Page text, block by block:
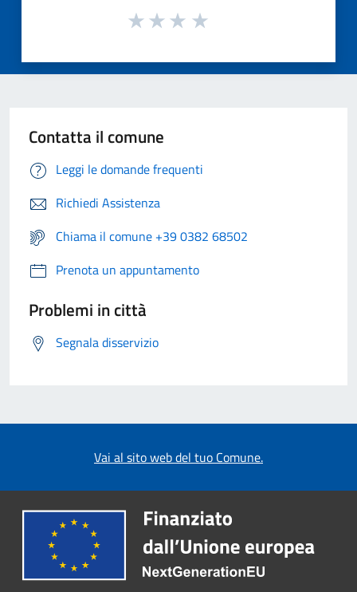
Contatta il comune
Leggi le domande frequenti
Richiedi Assistenza
Chiama il comune +39 0382 68502
Prenota un appuntamento
Problemi in città
Segnala disservizio
Vai al sito web del tuo Comune.